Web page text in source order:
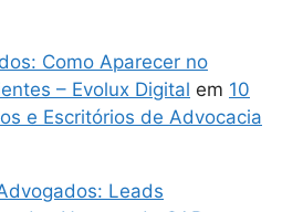
Como Aparecer no
– Evolux Digital em 10
e Escritórios de Advocacia
Leads